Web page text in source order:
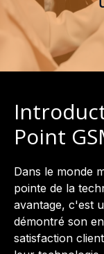
Point
Dans le monde
pointe de la
avantage, c'est
démontré son
satisfaction